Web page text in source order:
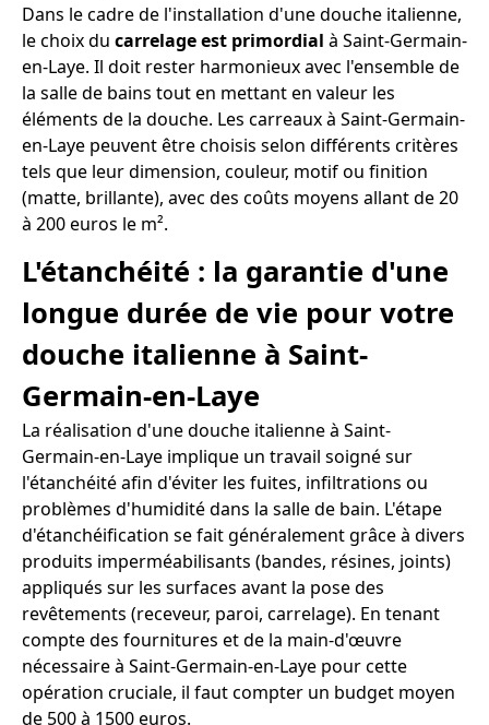
Dans le cadre de l'installation d'une douche italienne,
le choix du carrelage est primordial à Saint-Germain-
en-Laye. Il doit rester harmonieux avec l'ensemble de
la salle de bains tout en mettant en valeur les
éléments de la douche. Les carreaux à Saint-Germain-
en-Laye peuvent être choisis selon différents critères
tels que leur dimension, couleur, motif ou finition
(matte, brillante), avec des coûts moyens allant de 20
à 200 euros le m².
L'étanchéité : la garantie d'une
longue durée de vie pour votre
douche italienne à Saint-
Germain-en-Laye
La réalisation d'une douche italienne à Saint-
Germain-en-Laye implique un travail soigné sur
l'étanchéité afin d'éviter les fuites, infiltrations ou
problèmes d'humidité dans la salle de bain. L'étape
d'étanchéification se fait généralement grâce à divers
produits imperméabilisants (bandes, résines, joints)
appliqués sur les surfaces avant la pose des
revêtements (receveur, paroi, carrelage). En tenant
compte des fournitures et de la main-d'œuvre
nécessaire à Saint-Germain-en-Laye pour cette
opération cruciale, il faut compter un budget moyen
de 500 à 1500 euros.